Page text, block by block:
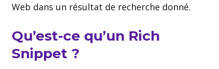
Web dans un résultat de recherche donné.
Qu’est-ce qu’un Rich
Snippet ?